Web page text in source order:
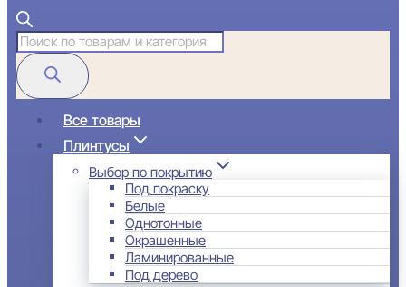
Поиск
товаров
Все товары
Плинтусы
Выбор по покрытию
Под покраску
Белые
Однотонные
Окрашенные
Ламинированные
Под дерево